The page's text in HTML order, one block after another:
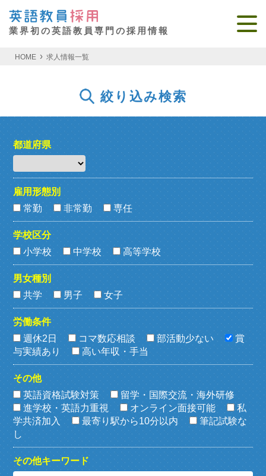
業界初の英語教員専門の採用情報
HOME 求人情報一覧
絞り込み検索
都道府県
雇用形態別
常勤
非常勤 専任
学校区分
小学校
中学校 高等学校
男女種別
共学
男子 女子
労働条件
週休2日
コマ数応相談 部活動少ない
賞
与実績あり
高い年収・手当
その他
英語資格試験対策
留学・国際交流・海外研修
進学校・英語力重視
オンライン面接可能
私
学共済加入
最寄り駅から10分以内
筆記試験な
し
その他キーワード